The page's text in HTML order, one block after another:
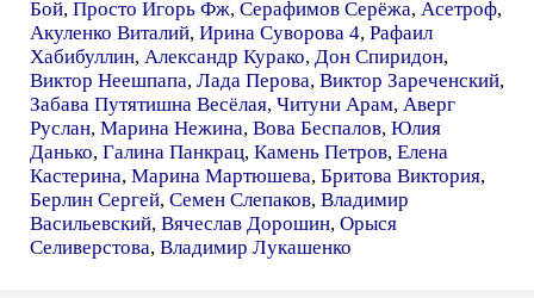
Бой, Просто Игорь Фж, Серафимов Серёжа, Асетроф,
Акуленко Виталий, Ирина Суворова 4, Рафаил
Хабибуллин, Александр Курако, Дон Спиридон,
Виктор Неешпапа, Лада Перова, Виктор Зареченский,
Забава Путятишна Весёлая, Читуни Арам, Аверг
Руслан, Марина Нежина, Вова Беспалов, Юлия
Данько, Галина Панкрац, Камень Петров, Елена
Кастерина, Марина Мартюшева, Бритова Виктория,
Берлин Сергей, Семен Слепаков, Владимир
Васильевский, Вячеслав Дорошин, Орыся
Селиверстова, Владимир Лукашенко